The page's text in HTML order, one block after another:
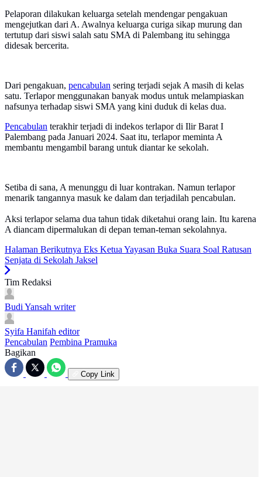
Pelaporan dilakukan keluarga setelah mendengar pengakuan
mengejutkan dari A. Awalnya keluarga curiga sikap murung dan
tertutup dari siswi salah satu SMA di Palembang itu sehingga
didesak bercerita.
Dari pengakuan, pencabulan sering terjadi sejak A masih di kelas
satu. Terlapor menggunakan banyak modus untuk melampiaskan
nafsunya terhadap siswi SMA yang kini duduk di kelas dua.
Pencabulan terakhir terjadi di indekos terlapor di Ilir Barat I
Palembang pada Januari 2024. Saat itu, terlapor meminta A
membantu mengambil barang untuk diantar ke sekolah.
Setiba di sana, A menunggu di luar kontrakan. Namun terlapor
menarik tangannya masuk ke dalam dan terjadilah pencabulan.
Aksi terlapor selama dua tahun tidak diketahui orang lain. Itu karena
A diancam dipermalukan di depan teman-teman sekolahnya.
Halaman Berikutnya Eks Ketua Yayasan Buka Suara Soal Ratusan
Senjata di Sekolah Jaksel
Tim Redaksi
Budi Yansah writer
Syifa Hanifah editor
Pencabulan Pembina Pramuka
Bagikan
Copy Link